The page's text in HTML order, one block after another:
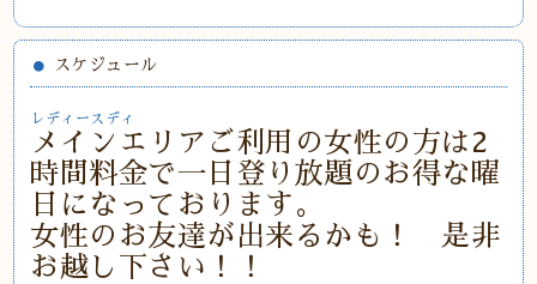
スケジュール
レディースディ
メインエリアご利用の女性の方は2
時間料金で一日登り放題のお得な曜
日になっております。
女性のお友達が出来るかも！ 是非
お越し下さい！！